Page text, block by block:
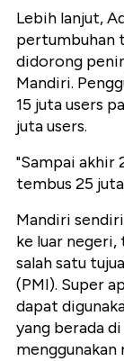
Lebih lanjut,
pertumbuhan
didorong
Mandiri.
15 juta users
juta users.
"Sampai akhir
tembus 25
Mandiri
ke luar negeri,
salah satu
(PMI). Super
dapat
yang berada